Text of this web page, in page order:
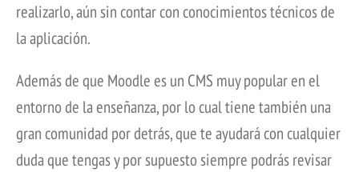
realizarlo, aún sin contar con conocimientos técnicos de
la aplicación.
Además de que Moodle es un CMS muy popular en el
entorno de la enseñanza, por lo cual tiene también una
gran comunidad por detrás, que te ayudará con cualquier
duda que tengas y por supuesto siempre podrás revisar